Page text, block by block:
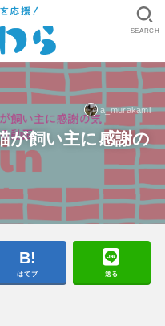
SEARCH
a_murakami
が飼い主に感謝の
はてブ 送る